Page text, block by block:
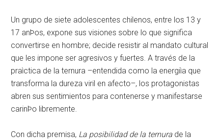
Un grupo de siete adolescentes chilenos, entre los 13 y
17 anÞos, expone sus visiones sobre lo que significa
convertirse en hombre; decide resistir al mandato cultural
que les impone ser agresivos y fuertes. A través de la
praìctica de la ternura –entendida como la energiìa que
transforma la dureza viril en afecto–, los protagonistas
abren sus sentimientos para contenerse y manifestarse
carinÞo libremente.
Con dicha premisa, La posibilidad de la ternura de la